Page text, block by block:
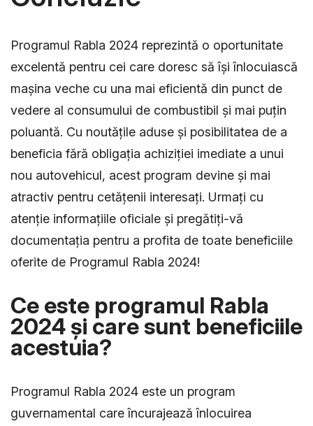
Programul Rabla 2024 reprezintă o oportunitate
excelentă pentru cei care doresc să își înlocuiască
mașina veche cu una mai eficientă din punct de
vedere al consumului de combustibil și mai puțin
poluantă. Cu noutățile aduse și posibilitatea de a
beneficia fără obligația achiziției imediate a unui
nou autovehicul, acest program devine și mai
atractiv pentru cetățenii interesați. Urmați cu
atenție informațiile oficiale și pregătiți-vă
documentația pentru a profita de toate beneficiile
oferite de Programul Rabla 2024!
Ce este programul Rabla
2024 și care sunt beneficiile
acestuia?
Programul Rabla 2024 este un program
guvernamental care încurajează înlocuirea